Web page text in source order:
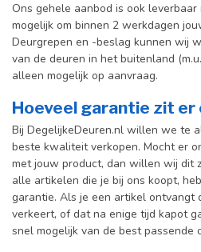
Ons gehele aanbod is ook
mogelijk om binnen 2 werkdagen
Deurgrepen en -beslag kunnen wij
van de deuren in het buitenland
alleen mogelijk op aanvraag.
Hoeveel garantie zit er
Bij DegelijkeDeuren.nl willen we te
beste kwaliteit verkopen. Mocht er
met jouw product, dan willen wij dit
alle artikelen die je bij ons koopt,
garantie. Als je een artikel
verkeert, of dat na enige tijd kapot
snel mogelijk van de best passende